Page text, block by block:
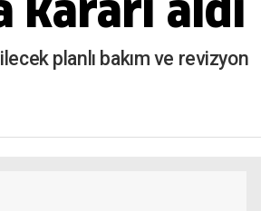
aldı
planlı bakım ve revizyon